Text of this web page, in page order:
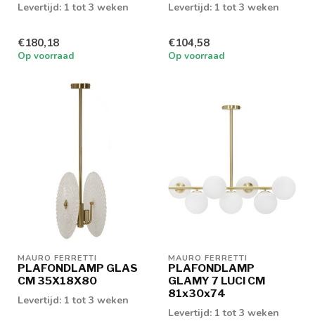
Levertijd: 1 tot 3 weken
€180,18
Op voorraad
Levertijd: 1 tot 3 weken
€104,58
Op voorraad
MAURO FERRETTI
PLAFONDLAMP GLAS
CM 35X18X80
Levertijd: 1 tot 3 weken
MAURO FERRETTI
PLAFONDLAMP
GLAMY 7 LUCI CM
81x30x74
Levertijd: 1 tot 3 weken